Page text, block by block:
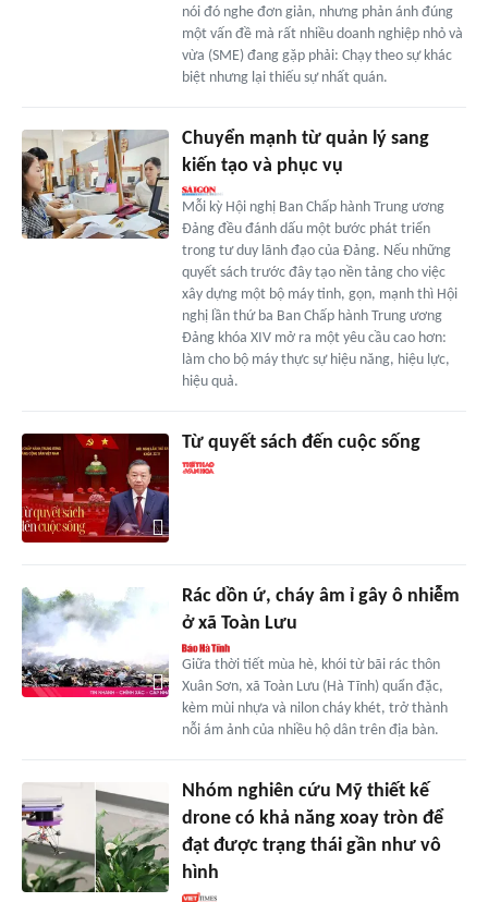
nói đó nghe đơn giản, nhưng phản ánh đúng
một vấn đề mà rất nhiều doanh nghiệp nhỏ và
vừa (SME) đang gặp phải: Chạy theo sự khác
biệt nhưng lại thiếu sự nhất quán.
Chuyển mạnh từ quản lý sang
kiến tạo và phục vụ
Mỗi kỳ Hội nghị Ban Chấp hành Trung ương
Đảng đều đánh dấu một bước phát triển
trong tư duy lãnh đạo của Đảng. Nếu những
quyết sách trước đây tạo nền tảng cho việc
xây dựng một bộ máy tinh, gọn, mạnh thì Hội
nghị lần thứ ba Ban Chấp hành Trung ương
Đảng khóa XIV mở ra một yêu cầu cao hơn:
làm cho bộ máy thực sự hiệu năng, hiệu lực,
hiệu quả.
Từ quyết sách đến cuộc sống
Rác dồn ứ, cháy âm ỉ gây ô nhiễm
ở xã Toàn Lưu
Giữa thời tiết mùa hè, khói từ bãi rác thôn
Xuân Sơn, xã Toàn Lưu (Hà Tĩnh) quẩn đặc,
kèm mùi nhựa và nilon cháy khét, trở thành
nỗi ám ảnh của nhiều hộ dân trên địa bàn.
Nhóm nghiên cứu Mỹ thiết kế
drone có khả năng xoay tròn để
đạt được trạng thái gần như vô
hình